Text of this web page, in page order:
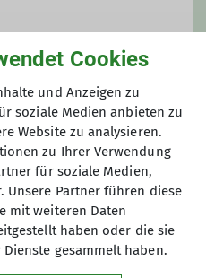
Familie, seid gerne
und ihr habt Lust
Dann
richtig! Unser
sich zurzeit an
Cookies
und Anzeigen zu
soziale Medien anbieten zu
Website zu analysieren.
zu Ihrer Verwendung
für soziale Medien,
Unsere Partner führen diese
mit weiteren Daten
haben oder die sie
gesammelt haben.